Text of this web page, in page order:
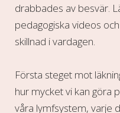
drabbades av besvär.
pedagogiska videos
skillnad i vardagen.
Första steget mot
hur mycket vi kan göra
våra lymfsystem, varje